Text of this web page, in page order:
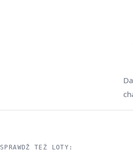
SPRAWDŹ TEŻ LOTY: